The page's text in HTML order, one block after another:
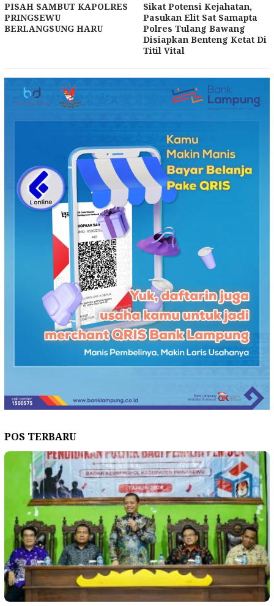
PISAH SAMBUT KAPOLRES
PRINGSEWU
BERLANGSUNG HARU
Sikat Potensi Kejahatan,
Pasukan Elit Sat Samapta
Polres Tulang Bawang
Disiapkan Benteng Ketat Di
Titil Vital
POS TERBARU